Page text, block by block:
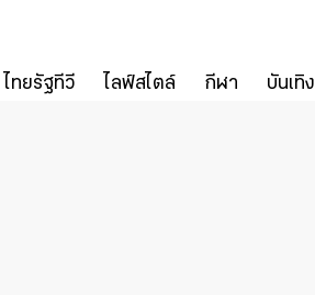
ไทยรัฐทีวี ไลฟ์สไตล์ กีฬา บันเทิง